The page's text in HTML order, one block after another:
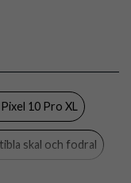
Grön
Mjukplast (TPU)
10 Pro XL
skal och fodral